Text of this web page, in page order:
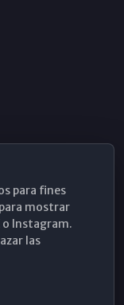
para fines
mostrar
o Instagram.
las